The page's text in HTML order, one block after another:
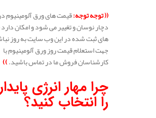
((توجه توجه:قیمت های ورق
دچار نوسان و تغییر می شود و امکان
های ثبت شده در این وب سایت به روز
جهت استعلام قیمت روز ورق آلومینیوم با
کارشناسان فروش ما در تماس باشید.))
چرا مهار انرژی
را انتخاب کنید؟